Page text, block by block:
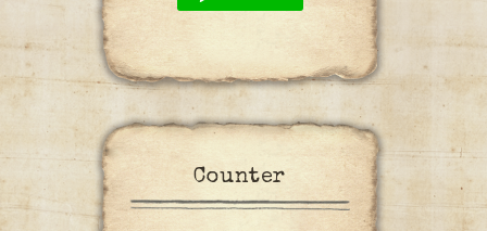
Counter